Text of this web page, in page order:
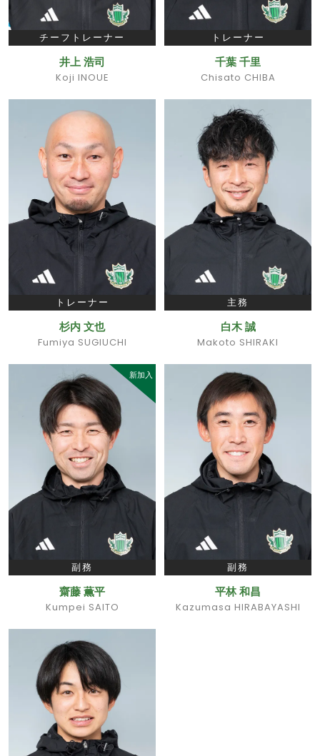
チーフトレーナー
井上 浩司
Koji INOUE
トレーナー
千葉 千里
Chisato CHIBA
トレーナー
杉内 文也
Fumiya SUGIUCHI
主務
白木 誠
Makoto SHIRAKI
新加入
副務
齋藤 薫平
Kumpei SAITO
副務
平林 和昌
Kazumasa HIRABAYASHI